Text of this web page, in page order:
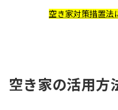
空き家対策措置法
空き家の活用方